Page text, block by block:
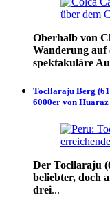
Oberhalb von
Wanderung auf
spektakuläre
Tocllaraju Berg
6000er von Huaraz
Der Tocllaraju
beliebter, doch
drei...